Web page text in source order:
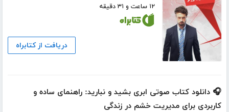
۱۲ ساعت و ۳۱ دقیقه
دریافت از کتابراه
🎧 دانلود کتاب صوتی ابری بشید و نبارید: راهنمای ساده و
کاربردی برای مدیریت خشم در زندگی